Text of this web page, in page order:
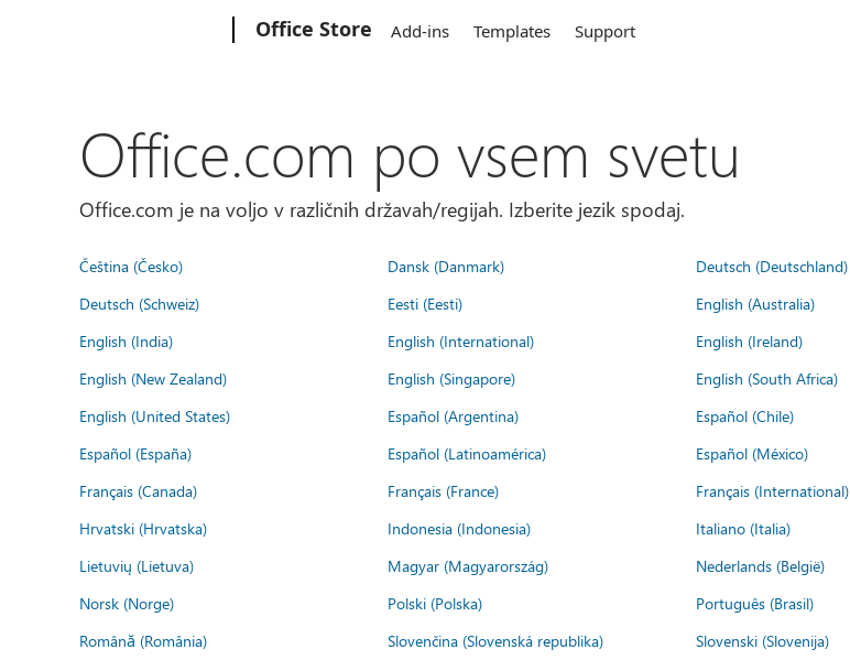
Office Store Add-ins Templates Support
Office.com po vsem svetu
Office.com je na voljo v različnih državah/regijah. Izberite jezik spodaj.
Čeština (Česko) Dansk (Danmark) Deutsch (Deutschland)
Deutsch (Schweiz)
Eesti (Eesti) English (Australia)
English (India)
English (International) English (Ireland)
English (New Zealand)
English (Singapore) English (South Africa)
English (United States)
Español (Argentina) Español (Chile)
Español (España)
Español (Latinoamérica) Español (México)
Français (Canada)
Français (France) Français (International)
Hrvatski (Hrvatska)
Indonesia (Indonesia) Italiano (Italia)
Lietuvių (Lietuva)
Magyar (Magyarország) Nederlands (België)
Norsk (Norge)
Polski (Polska) Português (Brasil)
Română (România)
Slovenčina (Slovenská republika) Slovenski (Slovenija)